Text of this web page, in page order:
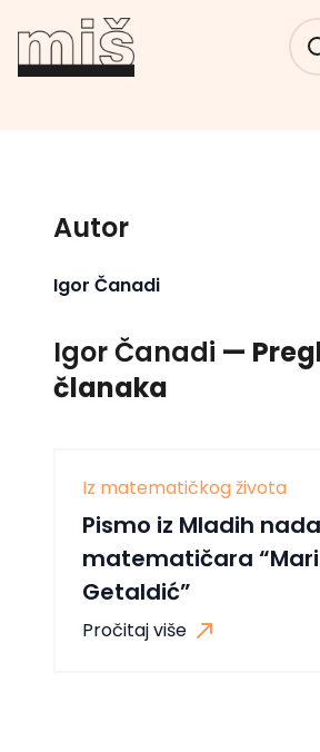
Autor
Igor Čanadi
Igor Čanadi —
članaka
Iz matematičkog života
Pismo iz Mladih
matematičara
Getaldić”
Pročitaj više